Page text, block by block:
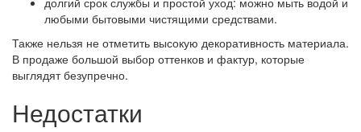
любыми бытовыми чистящими средствами.
Также нельзя не отметить высокую декоративность материала.
В продаже большой выбор оттенков и фактур, которые
выглядят безупречно.
Недостатки